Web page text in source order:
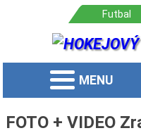
MENU
FOTO + VIDEO